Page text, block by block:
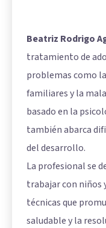
Beatriz Rodrigo
tratamiento de
problemas como
familiares y la
basado en la
también abarca
del desarrollo.
La profesional se
trabajar con niños
técnicas que
saludable y la